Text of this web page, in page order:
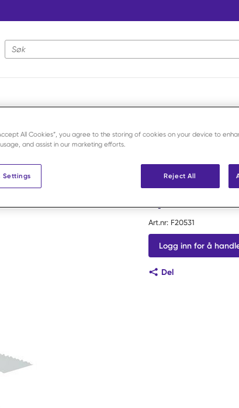
Nettstedsøk
Art.nr: F20531
Logg inn for å
Del
All Cookies”, you agree to the storing of cookies on your device to
and assist in our marketing efforts.
Reject All
Settings